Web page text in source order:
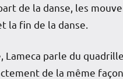
de la danse, les
la fin de la danse.
Lameca parle du
de la même